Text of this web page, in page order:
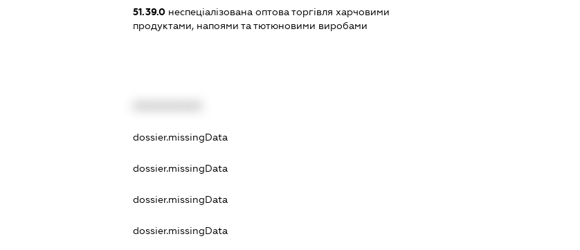
51.39.0 неспеціалізована оптова торгівля харчовими
продуктами, напоями та тютюновими виробами
dossier.missingData
dossier.missingData
dossier.missingData
dossier.missingData